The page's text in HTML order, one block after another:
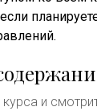
курса и